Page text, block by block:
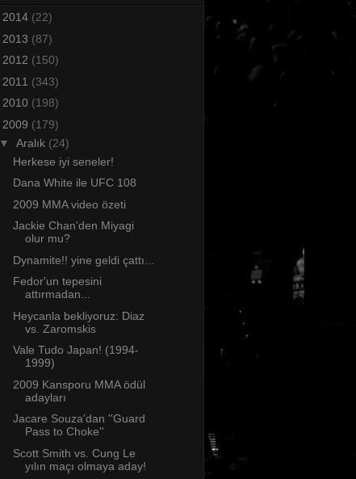
2014 (22)
2013 (87)
2012 (150)
2011 (343)
2010 (198)
2009 (179)
▼ Aralık (24)
Herkese iyi seneler!
Dana White ile UFC 108
2009 MMA video özeti
Jackie Chan'den Miyagi
olur mu?
Dynamite!! yine geldi çattı...
Fedor'un tepesini
attırmadan...
Heycanla bekliyoruz: Diaz
vs. Zaromskis
Vale Tudo Japan! (1994-
1999)
2009 Kansporu MMA ödül
adayları
Jacare Souza'dan ''Guard
Pass to Choke''
Scott Smith vs. Cung Le
yılın maçı olmaya aday!